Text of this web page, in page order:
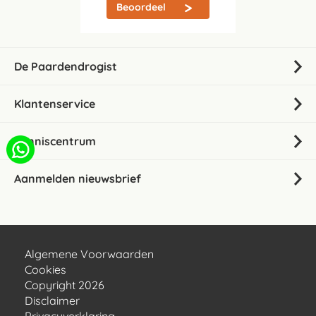
Beoordeel
De Paardendrogist
Klantenservice
Kenniscentrum
Aanmelden nieuwsbrief
Algemene Voorwaarden
Cookies
Copyright 2026
Disclaimer